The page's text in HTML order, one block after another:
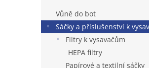
a
n
Vůně do bot
Sáčky a příslušenství k
Filtry k vysavačům
HEPA filtry
Papírové a textilní sáčky